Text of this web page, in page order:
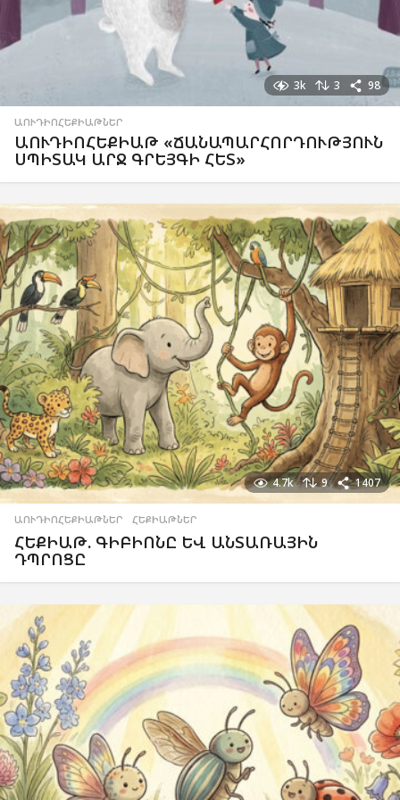
3k 3 98
ԱՈՒԴԻՈՀԵՔԻԱԹՆԵՐ
ԱՈՒԴԻՈՀԵՔԻԱԹ «ՃԱՆԱՊԱՐՀՈՐԴՈՒԹՅՈՒՆ
ՍՊԻՏԱԿ ԱՐՋ ԳՐԵՅԳԻ ՀԵՏ»
4.7k 9 1407
ԱՈՒԴԻՈՀԵՔԻԱԹՆԵՐ ,ՀԵՔԻԱԹՆԵՐ
ՀԵՔԻԱԹ. ԳԻԲԻՈՆԸ ԵՎ ԱՆՏԱՌԱՅԻՆ
ԴՊՐՈՑԸ